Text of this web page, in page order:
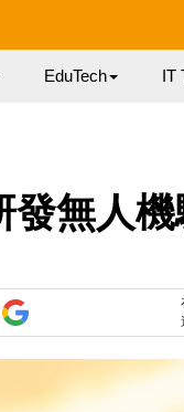
EduTech IT
無人機